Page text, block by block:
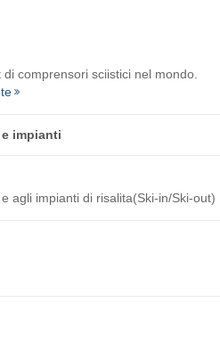
comprensori sciistici nel mondo.
impianti
agli impianti di risalita(Ski-in/Ski-out)